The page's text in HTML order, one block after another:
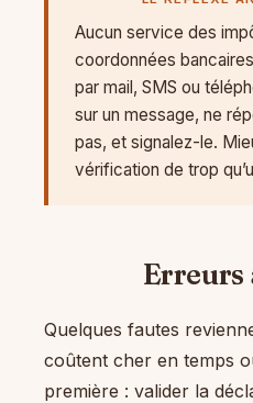
Aucun service des
coordonnées
par mail, SMS ou
sur un message, ne
pas, et signalez-le.
vérification de trop
Erreurs
Quelques fautes
coûtent cher en temps
première : valider la